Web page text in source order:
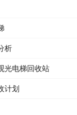
析
电梯回收站
计划